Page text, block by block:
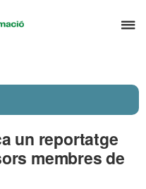
el
Universitat
un reportatge
membres de